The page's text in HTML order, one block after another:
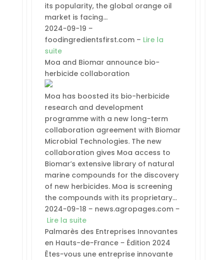
its popularity, the global orange oil
market is facing…
2024-09-19 –
foodingredientsfirst.com – Lire la
suite
Moa and Biomar announce bio-
herbicide collaboration
Moa has boosted its bio-herbicide
research and development
programme with a new long-term
collaboration agreement with Biomar
Microbial Technologies. The new
collaboration gives Moa access to
Biomar’s extensive library of natural
marine compounds for the discovery
of new herbicides. Moa is screening
the compounds with its proprietary…
2024-09-18 – news.agropages.com –
Lire la suite
Palmarès des Entreprises Innovantes
en Hauts-de-France – Édition 2024
Êtes-vous une entreprise innovante